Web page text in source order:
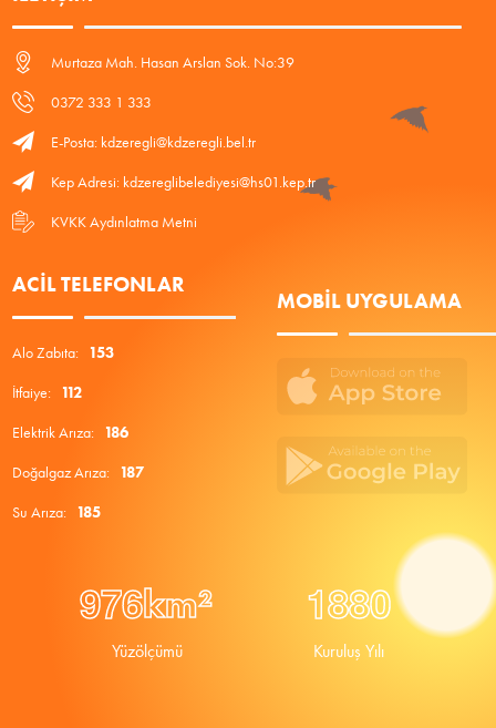
Murtaza Mah. Hasan Arslan Sok. No:39
0372 333 1 333
E-Posta: kdzeregli@kdzeregli.bel.tr
Kep Adresi: kdzereglibelediyesi@hs01.kep.tr
KVKK Aydınlatma Metni
ACIL TELEFONLAR
Alo Zabıta: 153
İtfaiye: 112
Elektrik Arıza: 186
Doğalgaz Arıza: 187
Su Arıza: 185
MOBIL UYGULAMA
976km²
Yüzölçümü
1880
Kuruluş Yılı